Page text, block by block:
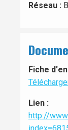
Réseau :
Fiche
Lien :
http://